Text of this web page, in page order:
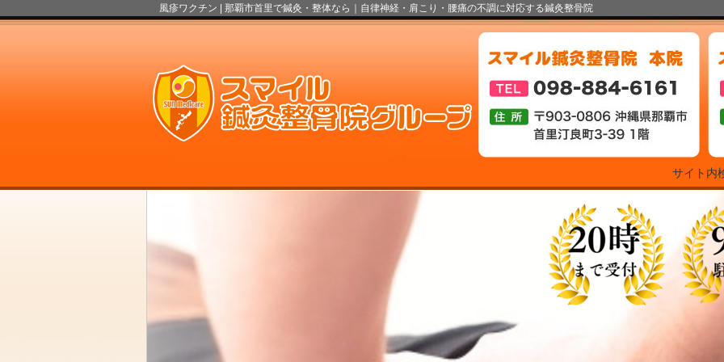
風疹ワクチン | 那覇市首里で鍼灸・整体なら｜自律神経・肩こり・腰痛の不調に対応する鍼灸整骨院
サイト内